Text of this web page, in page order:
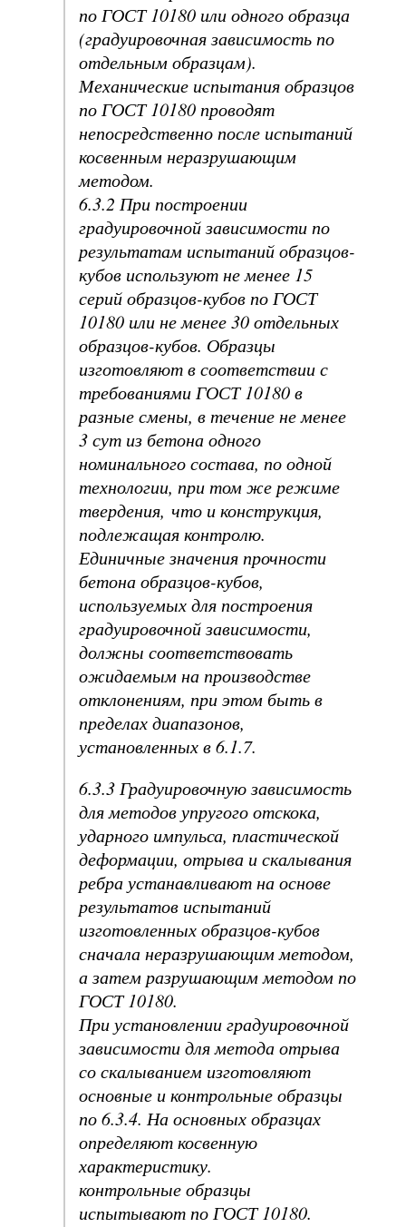
по ГОСТ 10180 или одного образца
(градуировочная зависимость по
отдельным образцам).
Механические испытания образцов
по ГОСТ 10180 проводят
непосредственно после испытаний
косвенным неразрушающим
методом.
6.3.2 При построении
градуировочной зависимости по
результатам испытаний образцов-
кубов используют не менее 15
серий образцов-кубов по ГОСТ
10180 или не менее 30 отдельных
образцов-кубов. Образцы
изготовляют в соответствии с
требованиями ГОСТ 10180 в
разные смены, в течение не менее
3 сут из бетона одного
номинального состава, по одной
технологии, при том же режиме
твердения, что и конструкция,
подлежащая контролю.
Единичные значения прочности
бетона образцов-кубов,
используемых для построения
градуировочной зависимости,
должны соответствовать
ожидаемым на производстве
отклонениям, при этом быть в
пределах диапазонов,
установленных в 6.1.7.
6.3.3 Градуировочную зависимость
для методов упругого отскока,
ударного импульса, пластической
деформации, отрыва и скалывания
ребра устанавливают на основе
результатов испытаний
изготовленных образцов-кубов
сначала неразрушающим методом,
а затем разрушающим методом по
ГОСТ 10180.
При установлении градуировочной
зависимости для метода отрыва
со скалыванием изготовляют
основные и контрольные образцы
по 6.3.4. На основных образцах
определяют косвенную
характеристику.
контрольные образцы
испытывают по ГОСТ 10180.